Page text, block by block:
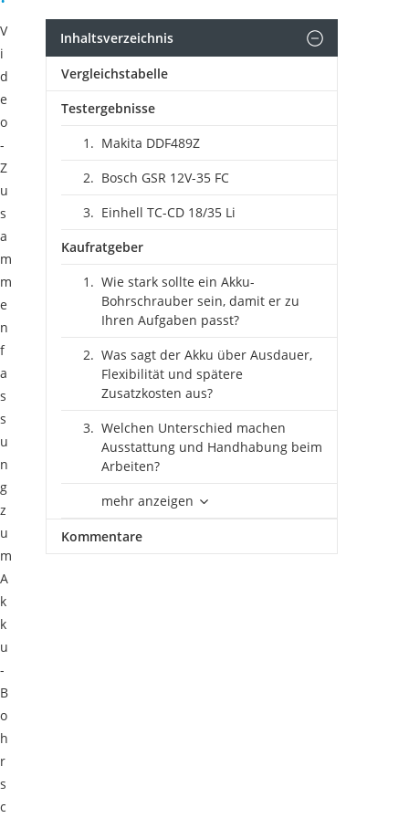
V
i
d
e
o
-
Z
u
s
a
m
m
e
n
f
a
s
s
u
n
g
z
u
m
A
k
k
u
-
B
o
h
r
s
c
Inhaltsverzeichnis
Vergleichstabelle
Testergebnisse
Makita DDF489Z
Bosch GSR 12V-35 FC
Einhell TC-CD 18/35 Li
Kaufratgeber
Wie stark sollte ein Akku-
Bohrschrauber sein, damit er zu
Ihren Aufgaben passt?
Was sagt der Akku über Ausdauer,
Flexibilität und spätere
Zusatzkosten aus?
Welchen Unterschied machen
Ausstattung und Handhabung beim
Arbeiten?
mehr anzeigen
Kommentare